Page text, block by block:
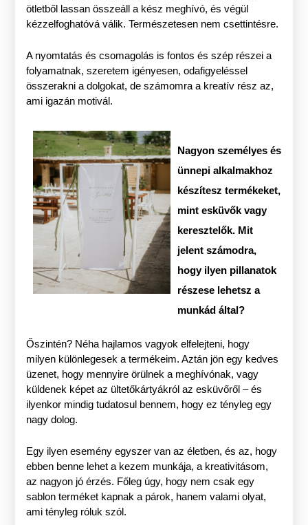
ötletből lassan összeáll a kész meghívó, és végül
kézzelfoghatóvá válik. Természetesen nem csettintésre.
A nyomtatás és csomagolás is fontos és szép részei a
folyamatnak, szeretem igényesen, odafigyeléssel
összerakni a dolgokat, de számomra a kreatív rész az,
ami igazán motivál.
Nagyon személyes és
ünnepi alkalmakhoz
készítesz termékeket,
mint esküvők vagy
keresztelők. Mit
jelent számodra,
hogy ilyen pillanatok
részese lehetsz a
munkád által?
Őszintén? Néha hajlamos vagyok elfelejteni, hogy
milyen különlegesek a termékeim. Aztán jön egy kedves
üzenet, hogy mennyire örülnek a meghívónak, vagy
küldenek képet az ültetőkártyákról az esküvőről – és
ilyenkor mindig tudatosul bennem, hogy ez tényleg egy
nagy dolog.
Egy ilyen esemény egyszer van az életben, és az, hogy
ebben benne lehet a kezem munkája, a kreativitásom,
az nagyon jó érzés. Főleg úgy, hogy nem csak egy
sablon terméket kapnak a párok, hanem valami olyat,
ami tényleg róluk szól.